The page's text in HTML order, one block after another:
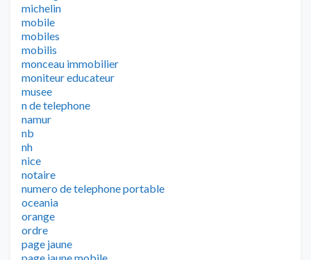
michelin
mobile
mobiles
mobilis
monceau immobilier
moniteur educateur
musee
n de telephone
namur
nb
nh
nice
notaire
numero de telephone portable
oceania
orange
ordre
page jaune